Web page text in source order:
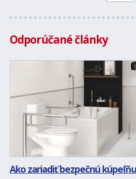
Odporúčané články
Ako zariadiť bezpečnú